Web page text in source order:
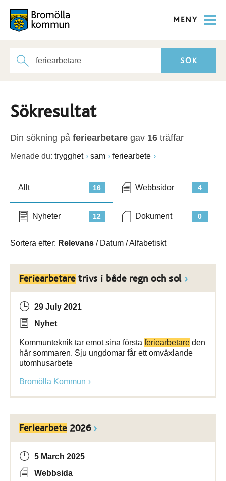
MENY
Sökresultat
Din sökning på feriearbetare gav 16 träffar
Menade du: trygghet sam feriearbete
16
Allt 4
Webbsidor
12
Nyheter 0
Dokument
Sortera efter: Relevans / Datum /Alfabetiskt
Feriearbetaretrivs i både regn och sol
29 July 2021
Nyhet
Kommunteknik tar emot sina första feriearbetare den
här sommaren. Sju ungdomar får ett omväxlande
utomhusarbete
Bromölla Kommun
Feriearbete2026
5 March 2025
Webbsida